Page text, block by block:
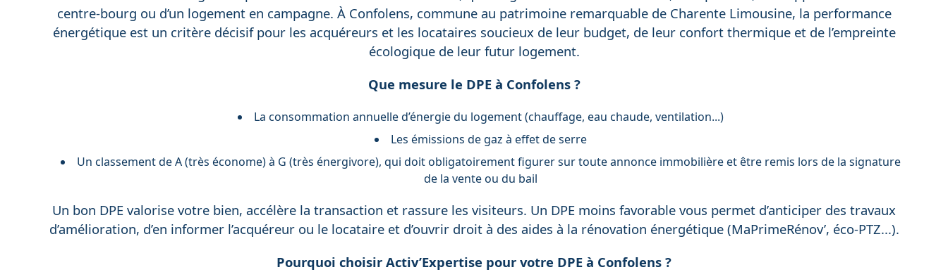
centre-bourg ou d’un logement en campagne. À Confolens, commune au patrimoine remarquable de Charente Limousine, la performance
énergétique est un critère décisif pour les acquéreurs et les locataires soucieux de leur budget, de leur confort thermique et de l’empreinte
écologique de leur futur logement.
Que mesure le DPE à Confolens ?
La consommation annuelle d’énergie du logement (chauffage, eau chaude, ventilation...)
Les émissions de gaz à effet de serre
Un classement de A (très économe) à G (très énergivore), qui doit obligatoirement figurer sur toute annonce immobilière et être remis lors de la signature
de la vente ou du bail
Un bon DPE valorise votre bien, accélère la transaction et rassure les visiteurs. Un DPE moins favorable vous permet d’anticiper des travaux
d’amélioration, d’en informer l’acquéreur ou le locataire et d’ouvrir droit à des aides à la rénovation énergétique (MaPrimeRénov’, éco-PTZ...).
Pourquoi choisir Activ’Expertise pour votre DPE à Confolens ?